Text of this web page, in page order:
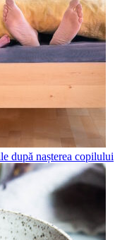
după nașterea copilului